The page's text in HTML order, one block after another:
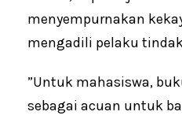
menyempurnakan
mengadili pelaku
”Untuk mahasiswa,
sebagai acuan untuk